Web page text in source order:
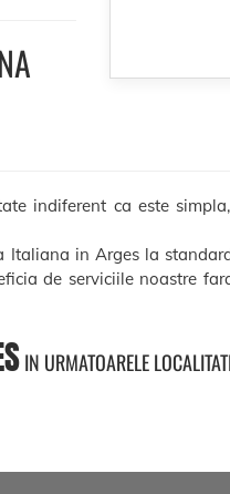
indiferent ca este
Italiana in Arges la
de serviciile noastre
IN URMATOARELE